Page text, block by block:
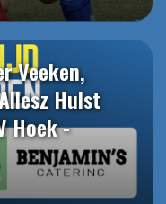
Veeken,
Hulst
Hoek -